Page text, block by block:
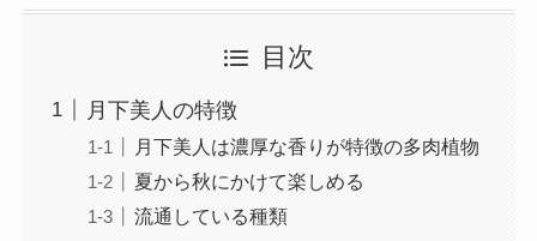
目次
月下美人の特徴
月下美人は濃厚な香りが特徴の多肉植物
夏から秋にかけて楽しめる
流通している種類